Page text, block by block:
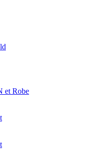
et Robe